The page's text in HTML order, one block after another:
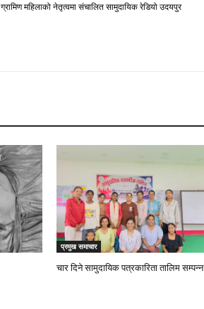
ग्रामिण महिलाको नेतृत्वमा संचालित सामुदायिक रेडियो उदयपुर
प्रमुख समाचार
चार दिने सामुदायिक पत्रकारिता तालिम सम्पन्न